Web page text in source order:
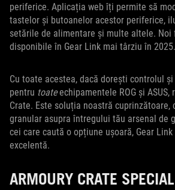
periferice. Aplicația web îți permite să
tastelor și butoanelor acestor periferice,
setările de alimentare și multe altele. Noi
disponibile în Gear Link mai târziu în 2025.
Cu toate acestea, dacă dorești controlul
pentru toateechipamentele ROG și ASUS,
Crate. Este soluția noastră cuprinzătoare,
granular asupra întregului tău arsenal de
cei care caută o opțiune ușoară, Gear
excelentă.
ARMOURY CRATE